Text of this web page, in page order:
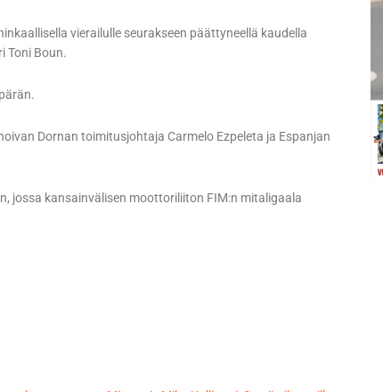
vierailulle seurakseen päättyneellä kaudella
Toni Boun.
Dornan toimitusjohtaja Carmelo Ezpeleta ja Espanjan
jossa kansainvälisen moottoriliiton FIM:n mitaligaala